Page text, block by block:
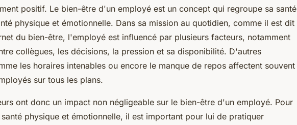
positif. Le bien-être d'un employé est un concept qui regroupe sa santé
physique et émotionnelle. Dans sa mission au quotidien, comme il est dit
du bien-être, l'employé est influencé par plusieurs facteurs, notamment
collègues, les décisions, la pression et sa disponibilité. D'autres
les horaires intenables ou encore le manque de repos affectent souvent
sur tous les plans.
ont donc un impact non négligeable sur le bien-être d'un employé. Pour
physique et émotionnelle, il est important pour lui de pratiquer